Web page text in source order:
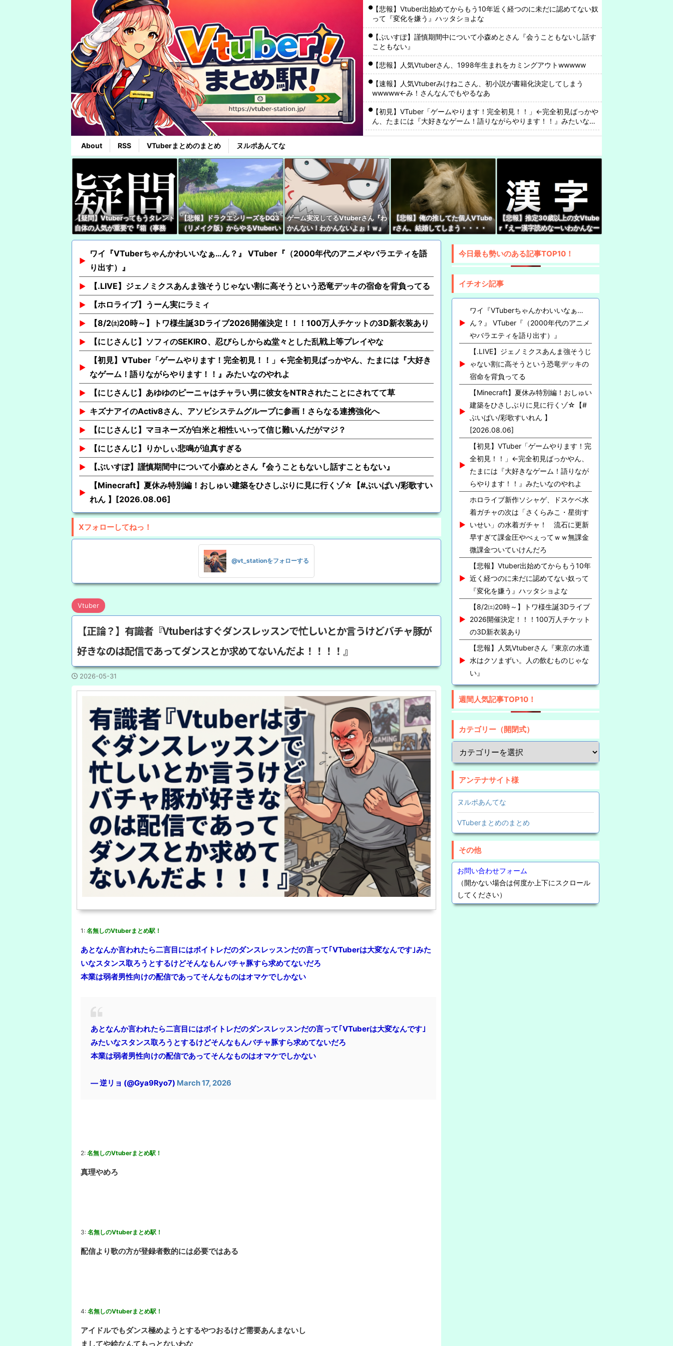
【悲報】Vtuber出始めてからもう10年近く経つのに未だに認めてない奴
って『変化を嫌う』ハッタショよな
【ぶいすぽ】謹慎期間中について小森めとさん『会うこともないし話す
こともない』
【悲報】人気Vtuberさん、1998年生まれをカミングアウトwwwww
【速報】人気Vtuberみけねこさん、初小説が書籍化決定してしまう
wwwww←み！さんなんでもやるなあ
【初見】VTuber「ゲームやります！完全初見！！」←完全初見ばっかや
ん、たまには『大好きなゲーム！語りながらやります！！』みたいなの
やれよ
【たしかに？】X民さん『現代オタクが割れ行為を異常に叩く理由、ソシ
【悲報】人気Vtuberさん『東京の水道水はクソまずい。人の飲むものじ
ゃない』
ワイ『VTuberちゃんかわいいなぁ…ん？』 VTuber『（2000年代のアニ
メやバラエティを語り出す）』
【動画】VTuberさん配信中にセ◯クスしてしまうwwww
【大悲報】ワイが推してるVtuberが38歳ということを知ってしまった…
About RSS VTuberまとめのまとめ ヌルポあんてな
【疑問】Vtuberってもうタレント
自体の人気が重要で『箱（事務
所）』の優劣で語る時代じゃなく
なってね？
【悲報】ドラクエシリーズをDQ3
（リメイク版）からやるVtuberい
るけど誰か止めろよな…
ゲーム実況してるVtuberさん『わ
かんない！わかんないよぉ！ｗ』
親切ボク『あっそれはですね！』
Ｖさん『ネタバレやめてね！』
【悲報】俺の推してた個人VTube
rさん、結婚してしまう・・・・
【悲報】推定30歳以上の女Vtube
r『えー漢字読めなーいわかんなー
ワイ『VTuberちゃんかわいいなぁ…ん？』 VTuber『（2000年代のアニメやバラエティを語
り出す）』
【.LIVE】ジェノミクスあんま強そうじゃない割に高そうという恐竜デッキの宿命を背負ってる
【ホロライブ】うーん実にラミィ
【8/2㈯20時～】トワ様生誕3Dライブ2026開催決定！！！100万人チケットの3D新衣装あり
【にじさんじ】ソフィのSEKIRO、忍びらしからぬ堂々とした乱戦上等プレイやな
【初見】VTuber「ゲームやります！完全初見！！」←完全初見ばっかやん、たまには『大好き
なゲーム！語りながらやります！！』みたいなのやれよ
【にじさんじ】あゆゆのピーニャはチャラい男に彼女をNTRされたことにされてて草
キズナアイのActiv8さん、アソビシステムグループに参画！さらなる連携強化へ
【にじさんじ】マヨネーズが白米と相性いいって信じ難いんだがマジ？
【にじさんじ】りかしぃ悲鳴が迫真すぎる
【ぶいすぽ】謹慎期間中について小森めとさん『会うこともないし話すこともない』
【Minecraft】夏休み特別編！おしゅい建築をひさしぶりに見に行くゾ☆【#ぶいぱい/彩歌すい
れん 】[2026.08.06]
Xフォローしてねっ！
@vt_stationをフォローする
Vtuber
【正論？】有識者『Vtuberはすぐダンスレッスンで忙しいとか言うけどバチャ豚が
好きなのは配信であってダンスとか求めてないんだよ！！！！』
2026-05-31
1: 名無しのVtuberまとめ駅！
あとなんか言われたら二言目にはボイトレだのダンスレッスンだの言って｢VTuberは大変なんです｣みた
いなスタンス取ろうとするけどそんなもんバチャ豚すら求めてないだろ
本業は弱者男性向けの配信であってそんなものはオマケでしかない
あとなんか言われたら二言目にはボイトレだのダンスレッスンだの言って｢VTuberは大変なんです｣
みたいなスタンス取ろうとするけどそんなもんバチャ豚すら求めてないだろ
本業は弱者男性向けの配信であってそんなものはオマケでしかない
— 逆リョ (@Gya9Ryo7) March 17, 2026
2: 名無しのVtuberまとめ駅！
真理やめろ
3: 名無しのVtuberまとめ駅！
配信より歌の方が登録者数的には必要ではある
4: 名無しのVtuberまとめ駅！
アイドルでもダンス極めようとするやつおるけど需要あんまないし
ましてや絵なんてもっとないわな
今日最も勢いのある記事TOP10！
イチオシ記事
ワイ『VTuberちゃんかわいいなぁ…
ん？』 VTuber『（2000年代のアニメ
やバラエティを語り出す）』
【.LIVE】ジェノミクスあんま強そうじ
ゃない割に高そうという恐竜デッキの
宿命を背負ってる
【Minecraft】夏休み特別編！おしゅい
建築をひさしぶりに見に行くゾ☆【#
ぶいぱい/彩歌すいれん 】
[2026.08.06]
【初見】VTuber「ゲームやります！完
全初見！！」←完全初見ばっかやん、
たまには『大好きなゲーム！語りなが
らやります！！』みたいなのやれよ
ホロライブ新作ソシャゲ、ドスケベ水
着ガチャの次は「さくらみこ・星街す
いせい」の水着ガチャ！ 流石に更新
早すぎて課金圧やべぇってｗｗ無課金
微課金ついていけんだろ
【悲報】Vtuber出始めてからもう10年
近く経つのに未だに認めてない奴って
『変化を嫌う』ハッタショよな
【8/2㈯20時～】トワ様生誕3Dライブ
2026開催決定！！！100万人チケット
の3D新衣装あり
【悲報】人気Vtuberさん『東京の水道
水はクソまずい。人の飲むものじゃな
い』
週間人気記事TOP10！
カテゴリー（開閉式）
アンテナサイト様
ヌルポあんてな
VTuberまとめのまとめ
その他
お問い合わせフォーム
（開かない場合は何度か上下にスクロール
してください）